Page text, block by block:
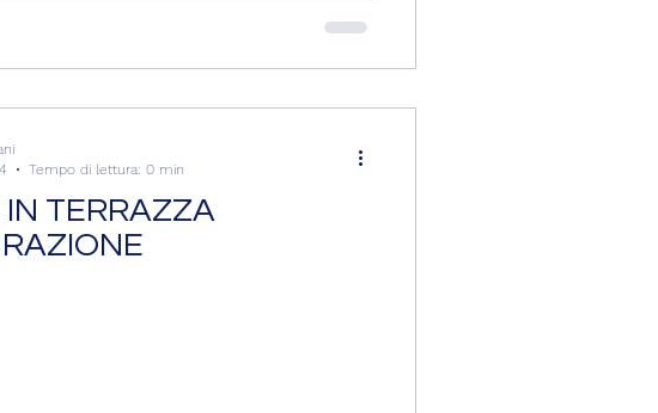
IN TERRAZZA
Tempo di lettura: 0 min